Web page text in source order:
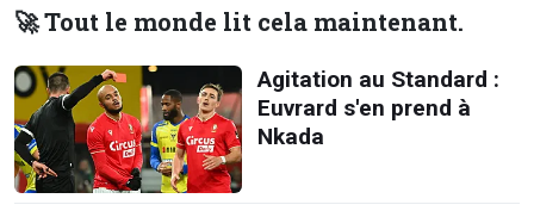
🚀 Tout le monde lit cela maintenant.
Agitation au Standard :
Euvrard s'en prend à
Nkada